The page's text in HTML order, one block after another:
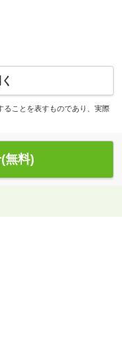
ことを表すものであり、実際
無料)